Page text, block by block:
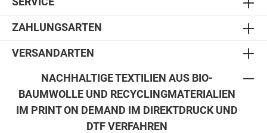
ZAHLUNGSARTEN
VERSANDARTEN
NACHHALTIGE TEXTILIEN AUS BIO-
BAUMWOLLE UND RECYCLINGMATERIALIEN
IM PRINT ON DEMAND IM DIREKTDRUCK UND
DTF VERFAHREN